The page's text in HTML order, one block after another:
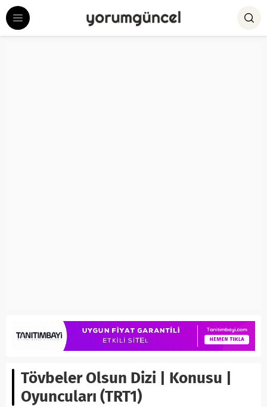
Tövbeler Olsun Dizi | Konusu |
Oyuncuları (TRT1)